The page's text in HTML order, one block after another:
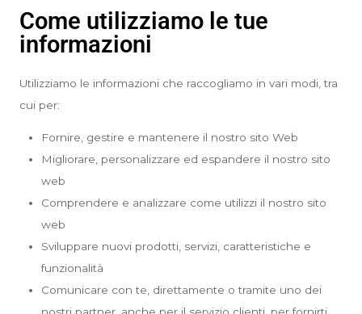
Come utilizziamo le tue
informazioni
Utilizziamo le informazioni che raccogliamo in vari modi, tra
cui per:
Fornire, gestire e mantenere il nostro sito Web
Migliorare, personalizzare ed espandere il nostro sito
web
Comprendere e analizzare come utilizzi il nostro sito
web
Sviluppare nuovi prodotti, servizi, caratteristiche e
funzionalità
Comunicare con te, direttamente o tramite uno dei
nostri partner, anche per il servizio clienti, per fornirti